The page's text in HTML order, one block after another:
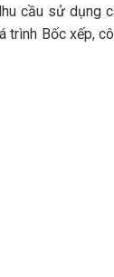
cầu sử dụng
Bốc xếp,